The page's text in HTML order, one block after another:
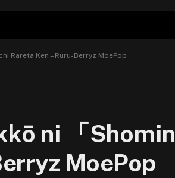
Rareta Ken – Ruru-Berryz MoePop
ni 「Shomin
MoePop